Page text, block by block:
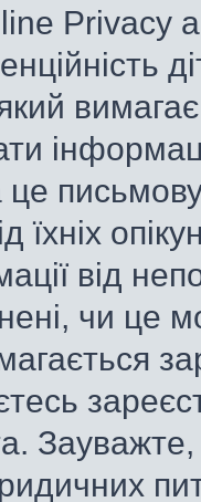
Privacy
вимагає
письмову
їхніх
від
чи це